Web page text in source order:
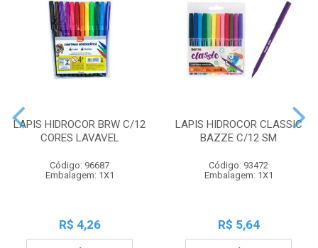
LAPIS HIDROCOR BRW C/12
CORES LAVAVEL
Código: 96687
Embalagem: 1X1
R$ 4,26
LAPIS HIDROCOR CLASSIC
BAZZE C/12 SM
Código: 93472
Embalagem: 1X1
R$ 5,64